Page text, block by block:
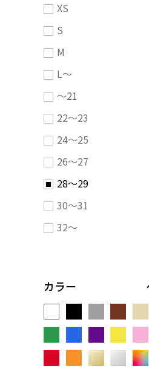
XS
S
M
L～
～21
22～23
24～25
26～27
28～29
30～31
32～
カラー